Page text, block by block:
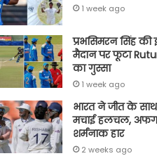
1 week ago
प्रभसिमरन सिंह की
मैदान पर फूटा
का गुस्सा
1 week ago
भारत ने जीत के
मचाई हलचल,
शर्मनाक हार
2 weeks ago